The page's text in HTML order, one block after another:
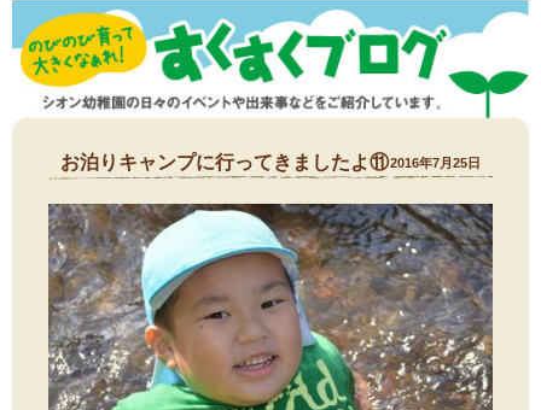
お泊りキャンプに行ってきましたよ⑪2016年7月25日